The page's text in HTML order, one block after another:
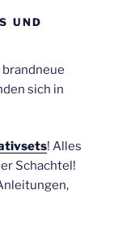
UND
sich in
! Alles
Schachtel!